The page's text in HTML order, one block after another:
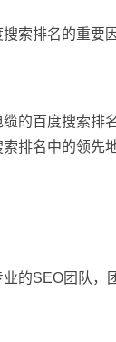
索排名的重要
的百度搜索排
排名中的领先地
的SEO团队，